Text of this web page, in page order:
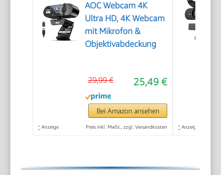
AOC Webcam 4K
Ultra HD, 4K Webcam
mit Mikrofon &
Objektivabdeckung
25,49 €
29,99 €
Bei Amazon ansehen
* Anzeige Preis inkl. MwSt., zzgl. Versandkosten * Anzeige